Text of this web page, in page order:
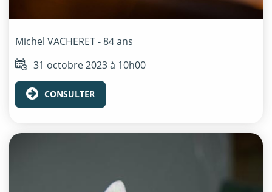
Michel VACHERET- 84 ans
31 octobre 2023 à 10h00
CONSULTER